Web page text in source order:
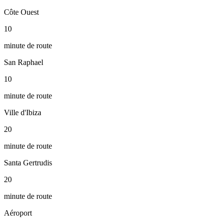
Côte Ouest
10
minute de route
San Raphael
10
minute de route
Ville d'Ibiza
20
minute de route
Santa Gertrudis
20
minute de route
Aéroport